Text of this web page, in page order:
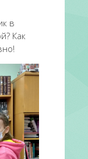
в
Как